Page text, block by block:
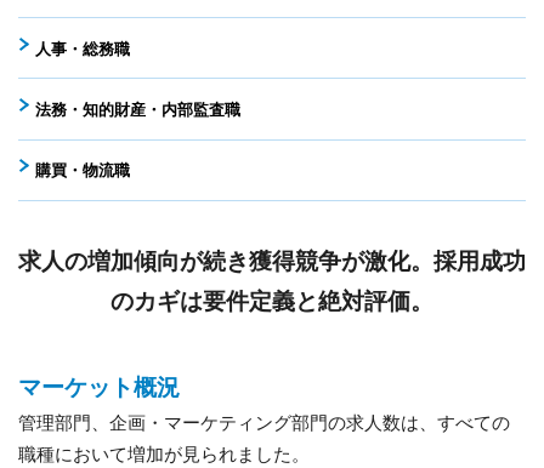
人事・総務職
法務・知的財産・内部監査職
購買・物流職
求人の増加傾向が続き獲得競争が激化。 採用成功
のカギは要件定義と絶対評価。
マーケット概況
管理部門、企画・マーケティング部門の求人数は、すべての
職種において増加が見られました。